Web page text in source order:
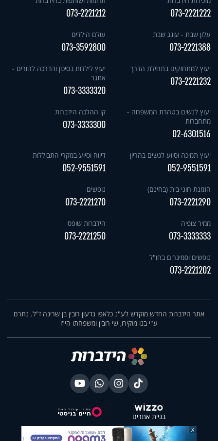
073-2221222
073-2221212
עלון שבת - עונג שבת
073-2221388
עולם הילדים
073-3592800
יעוץ למתחזקים בתחילת הדרך
073-2221232
יעוץ לילדות בסיכון והדרכה להורים -
אתגר
073-3333320
יעוץ לנשים בטהרת המשפחה -
מתחברות
02-6301516
קו ההלכה הידברות
073-3333300
יעוץ תמיכה וסיוע לנשים בהריון
052-9551591
דיווח וסיוע במקרי התבוללות
052-9551591
הזמנת חוגי בית (בחינם)
073-2221290
נופשים
073-2221270
ממיר צופיה
073-3333333
הידברות שופס
073-2221250
נופשים וסמינרים בחו"ל
073-2221202
אתר הידברות החדש מוקדש לע"נ כלאפו גדעון רובין בן שרינה ז"ל. נתרם
ע"י בנו מוקירו, שי רובין ומשפחתו הי"ו
בניית אתרים
X